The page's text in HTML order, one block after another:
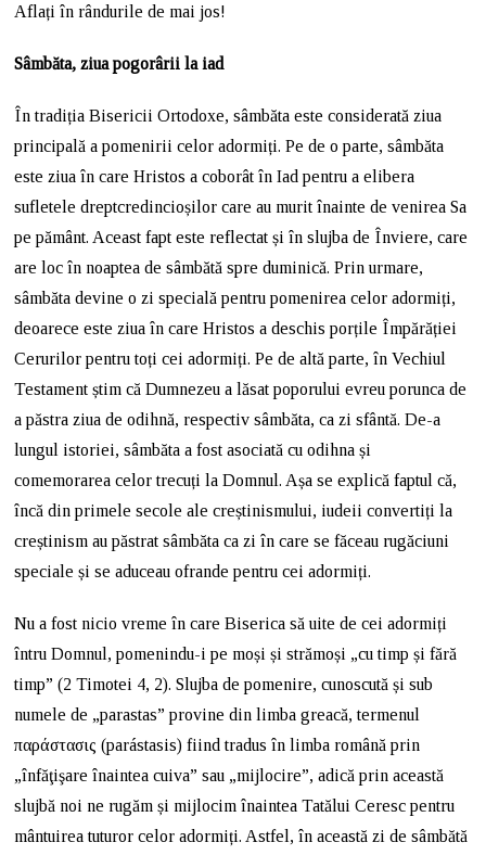
Aflați în rândurile de mai jos!
Sâmbăta, ziua pogorârii la iad
În tradiția Bisericii Ortodoxe, sâmbăta este considerată ziua
principală a pomenirii celor adormiți. Pe de o parte, sâmbăta
este ziua în care Hristos a coborât în Iad pentru a elibera
sufletele dreptcredincioșilor care au murit înainte de venirea Sa
pe pământ. Aceast fapt este reflectat și în slujba de Înviere, care
are loc în noaptea de sâmbătă spre duminică. Prin urmare,
sâmbăta devine o zi specială pentru pomenirea celor adormiți,
deoarece este ziua în care Hristos a deschis porțile Împărăției
Cerurilor pentru toți cei adormiți. Pe de altă parte, în Vechiul
Testament știm că Dumnezeu a lăsat poporului evreu porunca de
a păstra ziua de odihnă, respectiv sâmbăta, ca zi sfântă. De-a
lungul istoriei, sâmbăta a fost asociată cu odihna și
comemorarea celor trecuți la Domnul. Așa se explică faptul că,
încă din primele secole ale creștinismului, iudeii convertiți la
creștinism au păstrat sâmbăta ca zi în care se făceau rugăciuni
speciale și se aduceau ofrande pentru cei adormiți.
Nu a fost nicio vreme în care Biserica să uite de cei adormiți
întru Domnul, pomenindu-i pe moși și strămoși „cu timp și fără
timp” (2 Timotei 4, 2). Slujba de pomenire, cunoscută și sub
numele de „parastas” provine din limba greacă, termenul
παράστασις (parástasis) fiind tradus în limba română prin
„înfăţişare înaintea cuiva” sau „mijlocire”, adică prin această
slujbă noi ne rugăm și mijlocim înaintea Tatălui Ceresc pentru
mântuirea tuturor celor adormiți. Astfel, în această zi de sâmbătă